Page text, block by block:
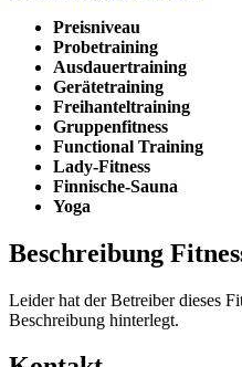
Preisniveau
Probetraining
Ausdauertraining
Gerätetraining
Freihanteltraining
Gruppenfitness
Functional Training
Lady-Fitness
Finnische-Sauna
Yoga
Beschreibung
Leider hat der Betreiber dieses
Beschreibung hinterlegt.